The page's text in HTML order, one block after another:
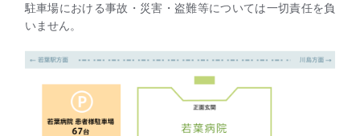
駐車場における事故・災害・盗難等については一切責任を負
いません。